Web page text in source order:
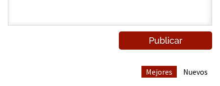
Mejores Nuevos